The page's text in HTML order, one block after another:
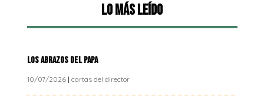
Lo más leído
LOS ABRAZOS DEL PAPA
10/07/2026| cartas del director